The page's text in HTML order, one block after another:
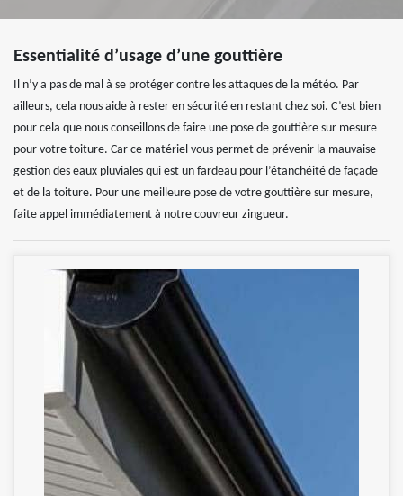
Essentialité d’usage d’une gouttière
Il n’y a pas de mal à se protéger contre les attaques de la météo. Par
ailleurs, cela nous aide à rester en sécurité en restant chez soi. C’est bien
pour cela que nous conseillons de faire une pose de gouttière sur mesure
pour votre toiture. Car ce matériel vous permet de prévenir la mauvaise
gestion des eaux pluviales qui est un fardeau pour l’étanchéité de façade
et de la toiture. Pour une meilleure pose de votre gouttière sur mesure,
faite appel immédiatement à notre couvreur zingueur.